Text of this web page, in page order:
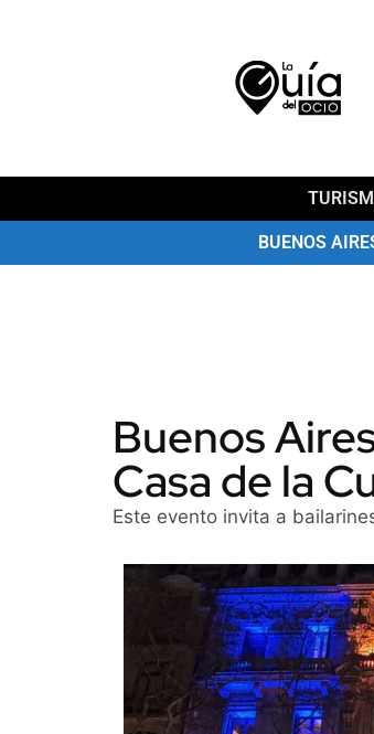
BUENOS
Buenos
Casa de la
Este evento invita a